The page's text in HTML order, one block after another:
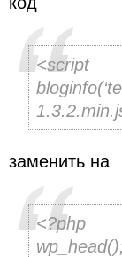
<script
заменить на
<?php